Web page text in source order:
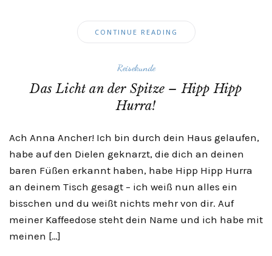
CONTINUE READING
Reisekunde
Das Licht an der Spitze – Hipp Hipp
Hurra!
Ach Anna Ancher! Ich bin durch dein Haus gelaufen,
habe auf den Dielen geknarzt, die dich an deinen
baren Füßen erkannt haben, habe Hipp Hipp Hurra
an deinem Tisch gesagt – ich weiß nun alles ein
bisschen und du weißt nichts mehr von dir. Auf
meiner Kaffeedose steht dein Name und ich habe mit
meinen […]